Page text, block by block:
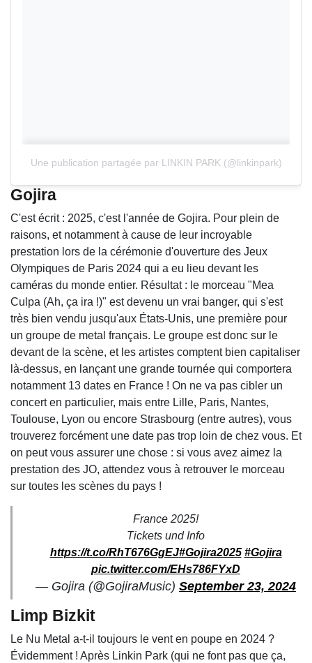
Une publication partagée par LINKIN PARK (@linkinpark)
Gojira
C'est écrit : 2025, c'est l'année de Gojira. Pour plein de
raisons, et notamment à cause de leur incroyable
prestation lors de la cérémonie d'ouverture des Jeux
Olympiques de Paris 2024 qui a eu lieu devant les
caméras du monde entier. Résultat : le morceau "Mea
Culpa (Ah, ça ira !)" est devenu un vrai banger, qui s'est
très bien vendu jusqu'aux États-Unis, une première pour
un groupe de metal français. Le groupe est donc sur le
devant de la scène, et les artistes comptent bien capitaliser
là-dessus, en lançant une grande tournée qui comportera
notamment 13 dates en France ! On ne va pas cibler un
concert en particulier, mais entre Lille, Paris, Nantes,
Toulouse, Lyon ou encore Strasbourg (entre autres), vous
trouverez forcément une date pas trop loin de chez vous. Et
on peut vous assurer une chose : si vous avez aimez la
prestation des JO, attendez vous à retrouver le morceau
sur toutes les scènes du pays !
France 2025!
Tickets und Info
https://t.co/RhT676GgEJ#Gojira2025 #Gojira
pic.twitter.com/EHs786FYxD
— Gojira (@GojiraMusic) September 23, 2024
Limp Bizkit
Le Nu Metal a-t-il toujours le vent en poupe en 2024 ?
Évidemment ! Après Linkin Park (qui ne font pas que ça,